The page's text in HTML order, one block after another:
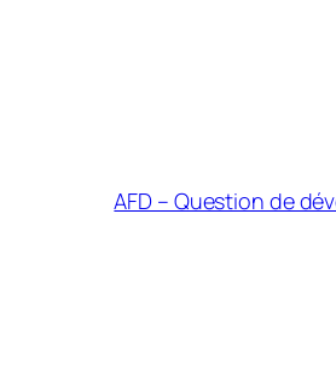
AFD – Question de